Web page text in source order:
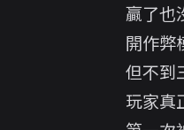
贏了也
開作弊
但不到
玩家真